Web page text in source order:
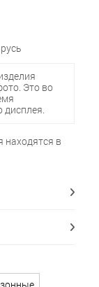
Это во
дисплея.
в